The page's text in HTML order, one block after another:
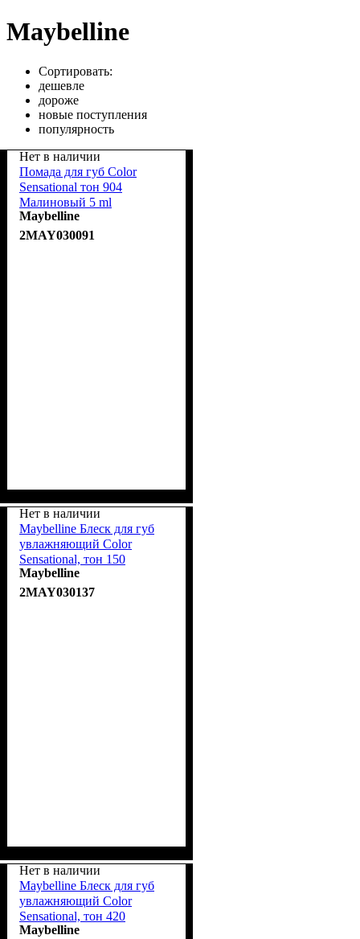
Maybelline
Сортировать:
дешевле
дороже
новые поступления
популярность
Нет в наличии
Помада для губ Color
Sensational тон 904
Малиновый 5 ml
Maybelline
2MAY030091
Нет в наличии
Maybelline Блеск для губ
увлажняющий Color
Sensational, тон 150
Розовый 6.8ml
Maybelline
2MAY030137
Нет в наличии
Maybelline Блеск для губ
увлажняющий Color
Sensational, тон 420
Персиковый 6.8ml
Maybelline